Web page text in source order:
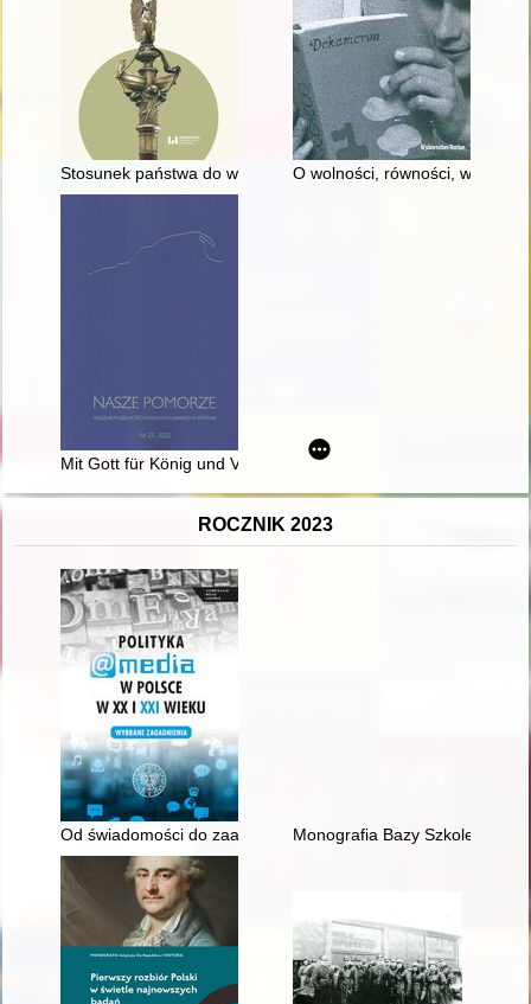
Stosunek państwa do wspólnot religijnych w Konstytucji RP z
O wolności, równości, winie :
Mit Gott für König und Vaterland : okoliczności powstania i
ROCZNIK 2023
Od świadomości do zaangażowania" : "Gość Niedzielny"
Monografia Bazy